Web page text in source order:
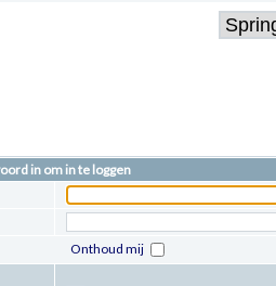
in om in te loggen
Onthoud mij